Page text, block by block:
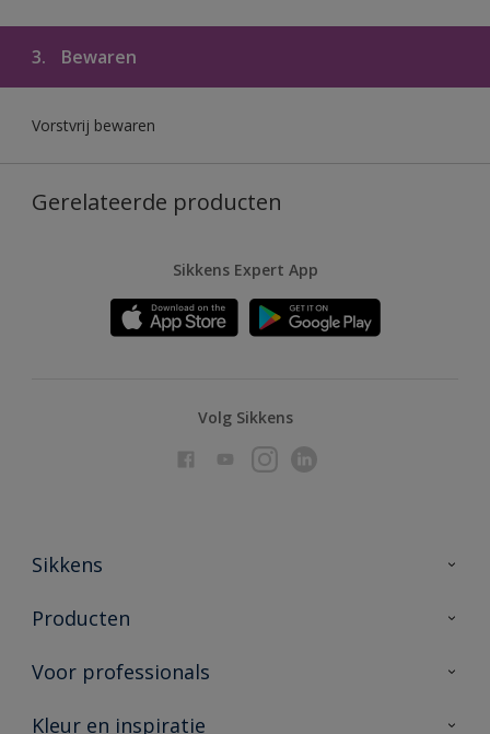
3. Bewaren
Vorstvrij bewaren
Gerelateerde producten
Sikkens Expert App
Volg Sikkens
Sikkens
Over Sikkens
Duurzaamheid
Producten
Producten voor binnen
Vind je verkooppunt
Voor professionals
Advies & service
Kleur en inspiratie